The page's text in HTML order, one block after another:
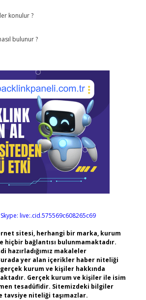
konulur ?
bulunur ?
Skype: live:.cid.575569c608265c69
sitesi, herhangi bir marka, kurum
hiçbir bağlantısı bulunmamaktadır.
hazırladığımız makaleler
yer alan içerikler haber niteliği
kurum ve kişiler hakkında
Gerçek kurum ve kişiler ile isim
tesadüfidir. Sitemizdeki bilgiler
tavsiye niteliği taşımazlar.